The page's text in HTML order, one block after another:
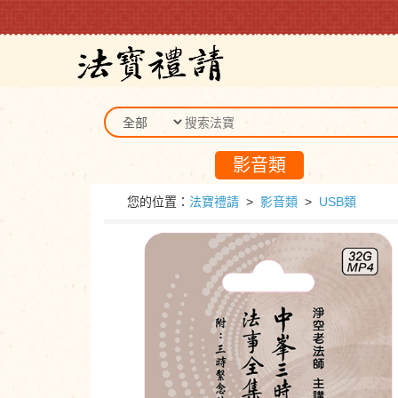
影音類
您的位置： 法寶禮請 > 影音類 > USB類